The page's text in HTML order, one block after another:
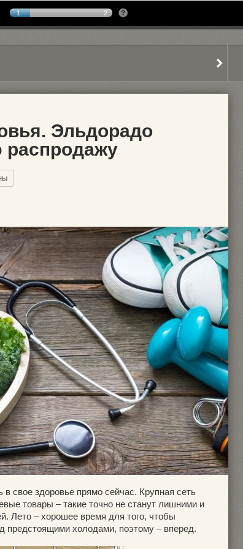
1 2
Эльдорадо
распродажу
в свое здоровье прямо сейчас. Крупная сеть
товары – такие точно не станут лишними и
Лето – хорошее время для того, чтобы
предстоящими холодами, поэтому – вперед.